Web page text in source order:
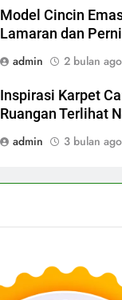
Model Cincin
Lamaran dan
admin
2 bulan ago
Inspirasi Karpet
Ruangan Terlihat
admin
3 bulan ago